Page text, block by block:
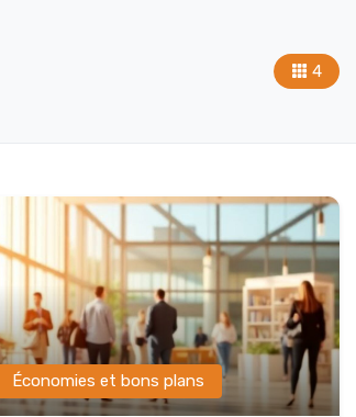
4
Économies et bons plans